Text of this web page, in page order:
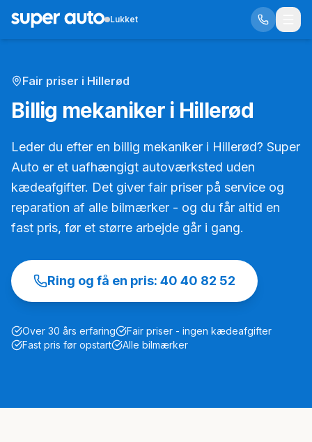
Lukket
Fair priser i Hillerød
Billig mekaniker i Hillerød
Leder du efter en billig mekaniker i Hillerød? Super
Auto er et uafhængigt autoværksted uden
kædeafgifter. Det giver fair priser på service og
reparation af alle bilmærker - og du får altid en
fast pris, før et større arbejde går i gang.
Ring og få en pris: 40 40 82 52
Over 30 års erfaring
Fair priser - ingen kædeafgifter
Fast pris før opstart
Alle bilmærker